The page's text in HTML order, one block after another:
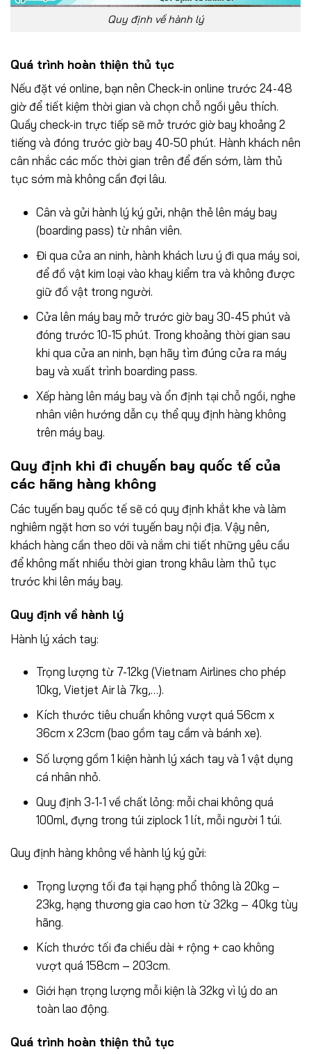
Quy định về hành lý
Quá trình hoàn thiện thủ tục
Nếu đặt vé online, bạn nên Check-in online trước 24-48
giờ để tiết kiệm thời gian và chọn chỗ ngồi yêu thích.
Quầy check-in trực tiếp sẽ mở trước giờ bay khoảng 2
tiếng và đóng trước giờ bay 40-50 phút. Hành khách nên
cân nhắc các mốc thời gian trên để đến sớm, làm thủ
tục sớm mà không cần đợi lâu.
Cân và gửi hành lý ký gửi, nhận thẻ lên máy bay
(boarding pass) từ nhân viên.
Đi qua cửa an ninh, hành khách lưu ý đi qua máy soi,
để đồ vật kim loại vào khay kiểm tra và không được
giữ đồ vật trong người.
Cửa lên máy bay mở trước giờ bay 30-45 phút và
đóng trước 10-15 phút. Trong khoảng thời gian sau
khi qua cửa an ninh, bạn hãy tìm đúng cửa ra máy
bay và xuất trình boarding pass.
Xếp hàng lên máy bay và ổn định tại chỗ ngồi, nghe
nhân viên hướng dẫn cụ thể quy định hàng không
trên máy bay.
Quy định khi đi chuyến bay quốc tế của
các hãng hàng không
Các tuyến bay quốc tế sẽ có quy định khắt khe và làm
nghiêm ngặt hơn so với tuyến bay nội địa. Vậy nên,
khách hàng cần theo dõi và nắm chi tiết những yêu cầu
để không mất nhiều thời gian trong khâu làm thủ tục
trước khi lên máy bay.
Quy định về hành lý
Hành lý xách tay:
Trọng lượng từ 7-12kg (Vietnam Airlines cho phép
10kg, Vietjet Air là 7kg,…).
Kích thước tiêu chuẩn không vượt quá 56cm x
36cm x 23cm (bao gồm tay cầm và bánh xe).
Số lượng gồm 1 kiện hành lý xách tay và 1 vật dụng
cá nhân nhỏ.
Quy định 3-1-1 về chất lỏng: mỗi chai không quá
100ml, đựng trong túi ziplock 1 lít, mỗi người 1 túi.
Quy định hàng không về hành lý ký gửi:
Trọng lượng tối đa tại hạng phổ thông là 20kg –
23kg, hạng thương gia cao hơn từ 32kg – 40kg tùy
hãng.
Kích thước tối đa chiều dài + rộng + cao không
vượt quá 158cm – 203cm.
Giới hạn trọng lượng mỗi kiện là 32kg vì lý do an
toàn lao động.
Quá trình hoàn thiện thủ tục